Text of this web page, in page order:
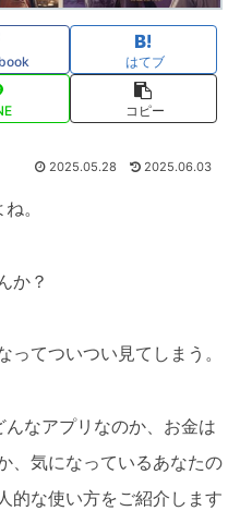
はてブ
コピー
2025.05.28 2025.06.03
。
か？
てついつい見てしまう。
なアプリなのか、お金は
、気になっているあなたの
的な使い方をご紹介します